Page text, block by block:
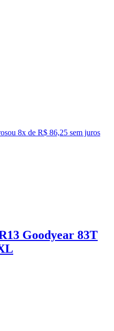
ou 8x de R$ 86,25 sem juros
Goodyear 83T